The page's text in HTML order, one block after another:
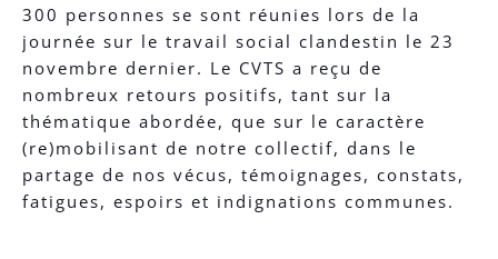
300 personnes se sont réunies lors de la
journée sur le travail social clandestin le 23
novembre dernier. Le CVTS a reçu de
nombreux retours positifs, tant sur la
thématique abordée, que sur le caractère
(re)mobilisant de notre collectif, dans le
partage de nos vécus, témoignages, constats,
fatigues, espoirs et indignations communes.